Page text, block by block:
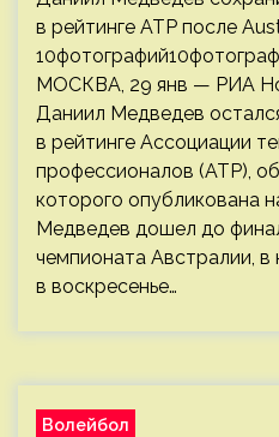
в рейтинге АТР после
МОСКВА, 29 янв — РИА
Даниил Медведев
в рейтинге Ассоциации
профессионалов (АТР),
которого опубликована
Медведев дошел до
чемпионата Австралии, в
в воскресенье…
Волейбол